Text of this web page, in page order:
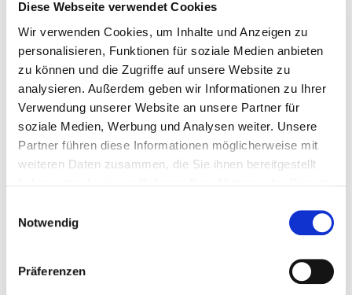
Diese Webseite verwendet Cookies
Wir verwenden Cookies, um Inhalte und Anzeigen zu
personalisieren, Funktionen für soziale Medien anbieten
zu können und die Zugriffe auf unsere Website zu
analysieren. Außerdem geben wir Informationen zu Ihrer
Verwendung unserer Website an unsere Partner für
soziale Medien, Werbung und Analysen weiter. Unsere
Partner führen diese Informationen möglicherweise mit
weiteren Daten zusammen, die Sie ihnen bereitgestellt
Notwendig
Präferenzen
Bitte bieten Sie mir Flüge an
Persönliche Daten
Anrede